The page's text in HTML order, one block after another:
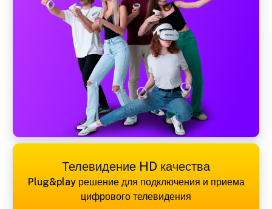
Телевидение HD качества
Plug&play решение для подключения и приема
цифрового телевидения